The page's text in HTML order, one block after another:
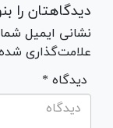
دیدگاهتان را
نشانی ایمیل
علامت‌گذاری
* دیدگاه